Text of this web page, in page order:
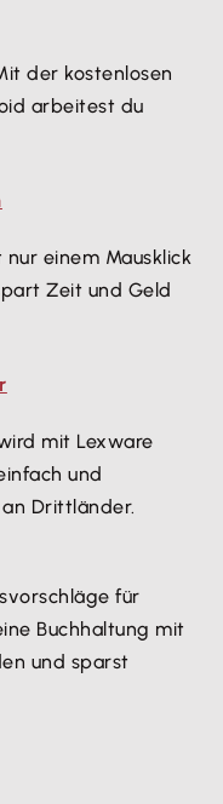
der kostenlosen
arbeitest du
einem Mausklick
Zeit und Geld
mit Lexware
und
Drittländer.
für
Buchhaltung mit
und sparst